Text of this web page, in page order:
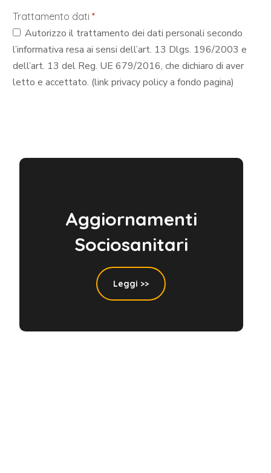
Trattamento dati*
Autorizzo il trattamento dei dati personali secondo
l’informativa resa ai sensi dell’art. 13 Dlgs. 196/2003 e
dell’art. 13 del Reg. UE 679/2016, che dichiaro di aver
letto e accettato. (link privacy policy a fondo pagina)
Aggiornamenti
Sociosanitari
Leggi >>